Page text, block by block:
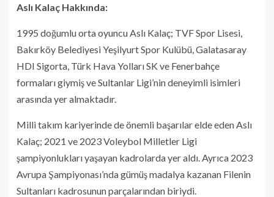
Aslı Kalaç Hakkında:
1995 doğumlu orta oyuncu Aslı Kalaç; TVF Spor Lisesi,
Bakırköy Belediyesi Yeşilyurt Spor Kulübü, Galatasaray
HDI Sigorta, Türk Hava Yolları SK ve Fenerbahçe
formaları giymiş ve Sultanlar Ligi’nin deneyimli isimleri
arasında yer almaktadır.
Milli takım kariyerinde de önemli başarılar elde eden Aslı
Kalaç; 2021 ve 2023 Voleybol Milletler Ligi
şampiyonlukları yaşayan kadrolarda yer aldı. Ayrıca 2023
Avrupa Şampiyonası’nda gümüş madalya kazanan Filenin
Sultanları kadrosunun parçalarından biriydi.